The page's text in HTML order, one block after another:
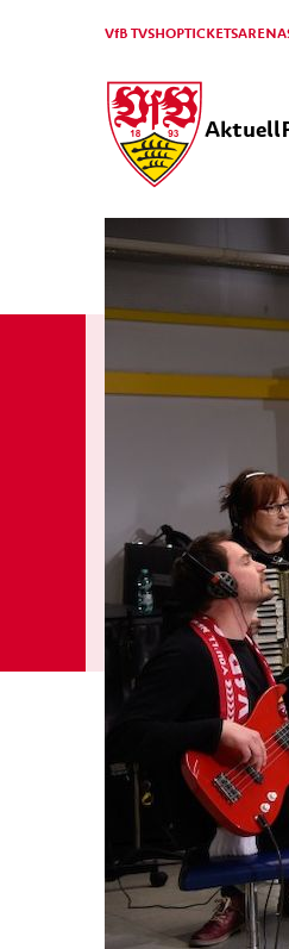
VfB TVSHOPTICKETSARENA
Aktuell